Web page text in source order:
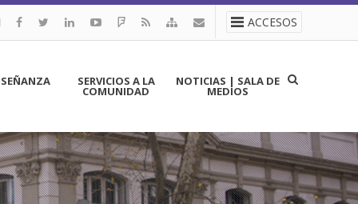
ACCESOS
SERVICIOS A LA
COMUNIDAD
NOTICIAS | SALA DE
MEDIOS